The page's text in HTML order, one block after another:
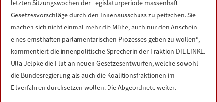
letzten Sitzungswochen der Legislaturperiode massenhaft
Gesetzesvorschläge durch den Innenausschuss zu peitschen. Sie
machen sich nicht einmal mehr die Mühe, auch nur den Anschein
eines ernsthaften parlamentarischen Prozesses geben zu wollen“,
kommentiert die innenpolitische Sprecherin der Fraktion DIE LINKE.
Ulla Jelpke die Flut an neuen Gesetzesentwürfen, welche sowohl
die Bundesregierung als auch die Koalitionsfraktionen im
Eilverfahren durchsetzen wollen. Die Abgeordnete weiter: